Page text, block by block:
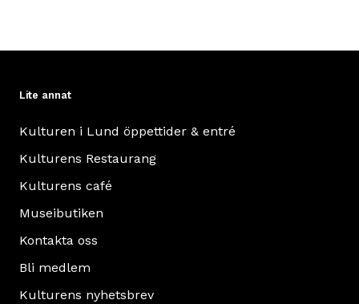
Lite annat
Kulturen i Lund öppettider & entré
Kulturens Restaurang
Kulturens café
Museibutiken
Kontakta oss
Bli medlem
Kulturens nyhetsbrev